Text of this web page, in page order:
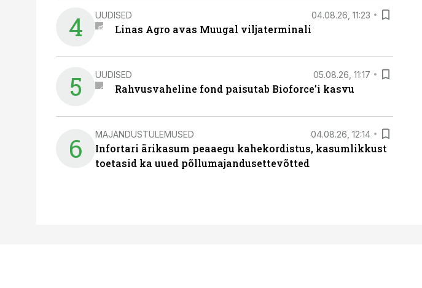
4 UUDISED 04.08.26, 11:23
Linas Agro avas Muugal viljaterminali
5 UUDISED 05.08.26, 11:17
Rahvusvaheline fond paisutab Bioforce’i kasvu
6 MAJANDUSTULEMUSED 04.08.26, 12:14
Infortari ärikasum peaaegu kahekordistus, kasumlikkust
toetasid ka uued põllumajandusettevõtted